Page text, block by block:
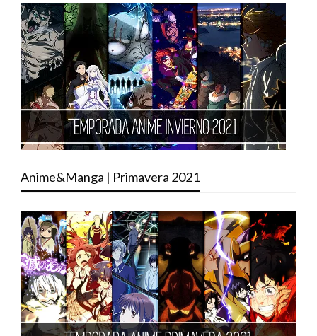
Anime&Manga | Primavera 2021